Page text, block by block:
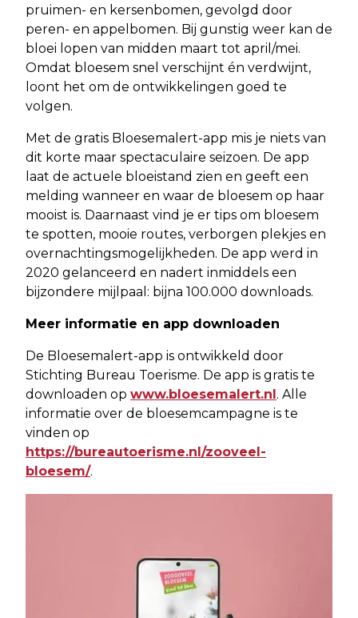
pruimen- en kersenbomen, gevolgd door
peren- en appelbomen. Bij gunstig weer kan de
bloei lopen van midden maart tot april/mei.
Omdat bloesem snel verschijnt én verdwijnt,
loont het om de ontwikkelingen goed te
volgen.
Met de gratis Bloesemalert-app mis je niets van
dit korte maar spectaculaire seizoen. De app
laat de actuele bloeistand zien en geeft een
melding wanneer en waar de bloesem op haar
mooist is. Daarnaast vind je er tips om bloesem
te spotten, mooie routes, verborgen plekjes en
overnachtingsmogelijkheden. De app werd in
2020 gelanceerd en nadert inmiddels een
bijzondere mijlpaal: bijna 100.000 downloads.
Meer informatie en app downloaden
De Bloesemalert-app is ontwikkeld door
Stichting Bureau Toerisme. De app is gratis te
downloaden op www.bloesemalert.nl. Alle
informatie over de bloesemcampagne is te
vinden op
https://bureautoerisme.nl/zooveel-
bloesem/.